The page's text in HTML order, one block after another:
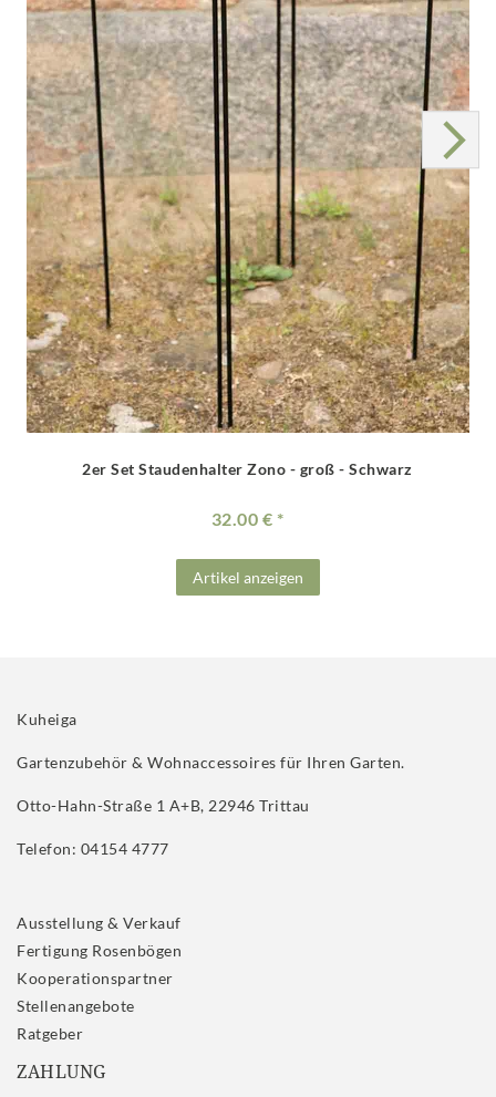
2er Set Staudenhalter Zono - groß - Schwarz
32.00 €
Artikel anzeigen
Kuheiga
Gartenzubehör & Wohnaccessoires für Ihren Garten.
Otto-Hahn-Straße 1 A+B, 22946 Trittau
Telefon: 04154 4777
Ausstellung & Verkauf
Fertigung Rosenbögen
Kooperationspartner
Stellenangebote
Ratgeber
ZAHLUNG